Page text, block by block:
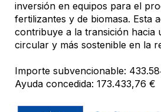
inversión en equipos para el
fertilizantes y de biomasa. Esta
contribuye a la transición hacia
circular y más sostenible en la
Importe subvencionable:
Ayuda concedida: 173.433,76 €